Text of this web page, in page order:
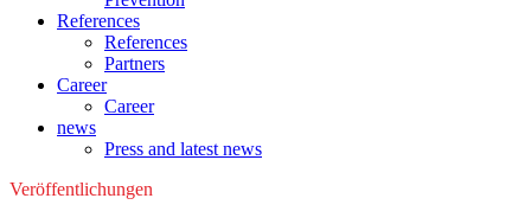
References
References
Partners
Career
Career
news
Press and latest news
Veröffentlichungen